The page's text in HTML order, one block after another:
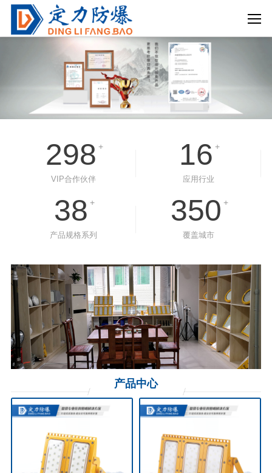
298 +
VIP合作伙伴
16 +
应用行业
38 +
产品规格系列
350 +
覆盖城市
产品中心